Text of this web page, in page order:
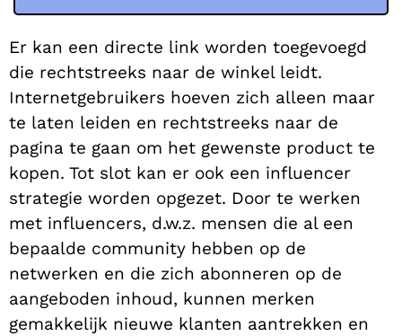
Er kan een directe link worden toegevoegd
die rechtstreeks naar de winkel leidt.
Internetgebruikers hoeven zich alleen maar
te laten leiden en rechtstreeks naar de
pagina te gaan om het gewenste product te
kopen. Tot slot kan er ook een influencer
strategie worden opgezet. Door te werken
met influencers, d.w.z. mensen die al een
bepaalde community hebben op de
netwerken en die zich abonneren op de
aangeboden inhoud, kunnen merken
gemakkelijk nieuwe klanten aantrekken en